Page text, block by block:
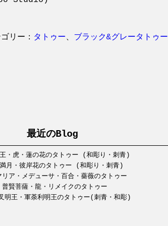
リー： タトゥー、 ブラック&グレータトゥー
最近のBlog
・虎・蓮の花のタトゥー (和彫り・刺青)
月・彼岸花のタトゥー (和彫り・刺青)
リア・メデューサ・百合・薔薇のタトゥー
普賢菩薩・龍・リメイクのタトゥー
明王・軍荼利明王のタトゥー(刺青・和彫)